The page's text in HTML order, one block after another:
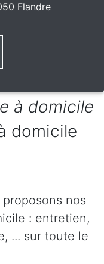
Flandre
à domicile
domicile
nos
: entretien,
... sur toute le